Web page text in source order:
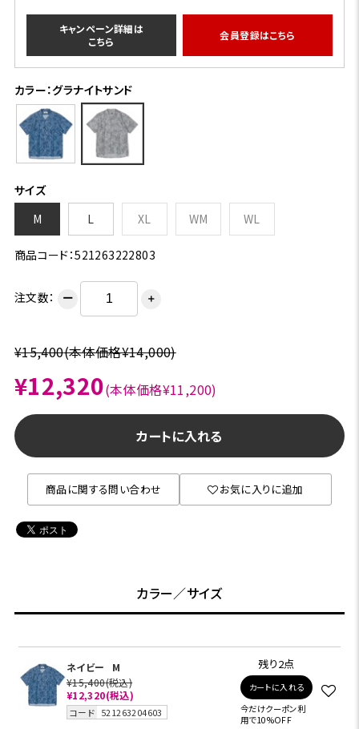
キャンペーン詳細は
こちら
会員登録はこちら
カラー：グラナイトサンド
サイズ
M
L XL WM WL
商品コード：521263222803
注文数： ー ＋
¥15,400(本体価格¥14,000)
¥12,320(本体価格¥11,200)
カートに入れる
商品に関する問い合わせ お気に入りに追加
カラー／サイズ
ネイビー
M
¥15,400(税込)
¥12,320(税込)
コード 521263204603
残り2点
カートに入れる
今だけクーポン利
用で10%OFF